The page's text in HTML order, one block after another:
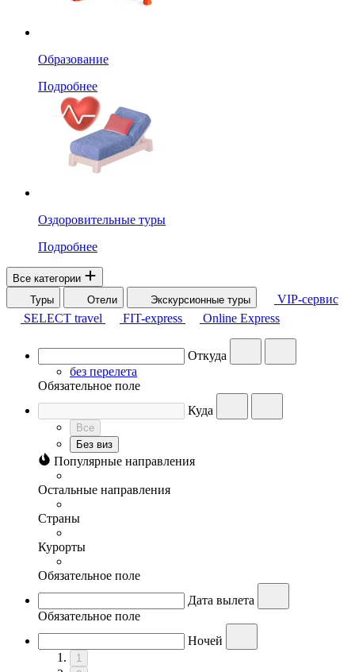
Образование
Подробнее
Оздоровительные туры
Подробнее
Все категории
Туры
Отели Экскурсионные туры
VIP-сервис
SELECT travel
FIT-express Online Express
Откуда
без перелета
Обязательное поле
Куда
Все
Без виз
Популярные направления
Остальные направления
Страны
Курорты
Обязательное поле
Дата вылета
Обязательное поле
Ночей
1